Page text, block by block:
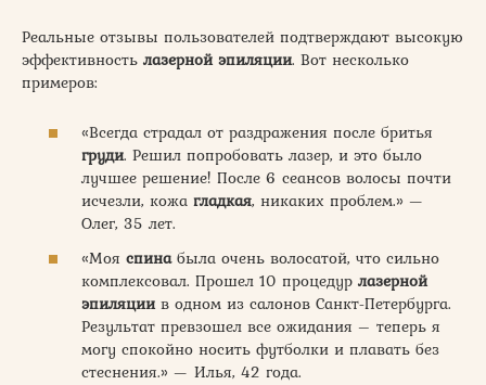
Реальные отзывы пользователей подтверждают высокую
эффективность лазерной эпиляции. Вот несколько
примеров:
«Всегда страдал от раздражения после бритья
груди. Решил попробовать лазер, и это было
лучшее решение! После 6 сеансов волосы почти
исчезли, кожа гладкая, никаких проблем.» —
Олег, 35 лет.
«Моя спинабыла очень волосатой, что сильно
комплексовал. Прошел 10 процедур лазерной
эпиляциив одном из салонов Санкт-Петербурга.
Результат превзошел все ожидания – теперь я
могу спокойно носить футболки и плавать без
стеснения.» — Илья, 42 года.